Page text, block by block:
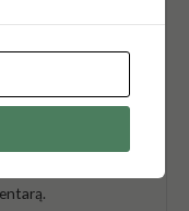
vardą, el. pašto